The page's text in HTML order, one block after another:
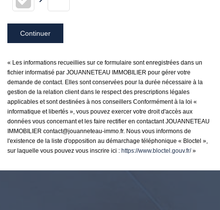
Continuer
« Les informations recueillies sur ce formulaire sont enregistrées dans un
fichier informatisé par JOUANNETEAU IMMOBILIER pour gérer votre
demande de contact. Elles sont conservées pour la durée nécessaire à la
gestion de la relation client dans le respect des prescriptions légales
applicables et sont destinées à nos conseillers Conformément à la loi «
informatique et libertés », vous pouvez exercer votre droit d'accès aux
données vous concernant et les faire rectifier en contactant JOUANNETEAU
IMMOBILIER contact@jouanneteau-immo.fr. Nous vous informons de
l'existence de la liste d'opposition au démarchage téléphonique « Bloctel »,
sur laquelle vous pouvez vous inscrire ici : https://www.bloctel.gouv.fr/»